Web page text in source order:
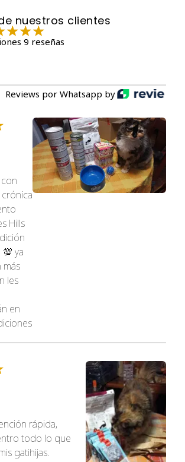
de vitamina B12, ácido fólico,
D3), taurina, DL-metionina, sal
de semilla de psyllium, minerales
para la frescura, sabores naturales,
Solicite a su veterinario
alimentación específicas para su gato.
mejores resultados para el cambio de
realice una transición gradual al
nuestros clientes
9 reseñas
Reviews por Whatsapp by
Hills
ya
más
les
en
rápida,
todo lo que
gatihijas.